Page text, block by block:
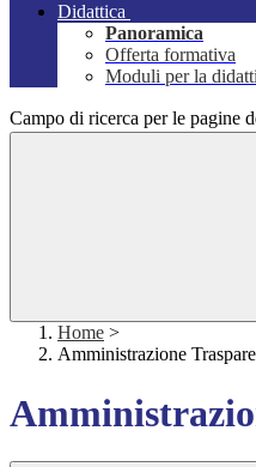
Didattica
Panoramica
Offerta formativa
Moduli per la
Campo di ricerca per le pagine
Home >
Amministrazione